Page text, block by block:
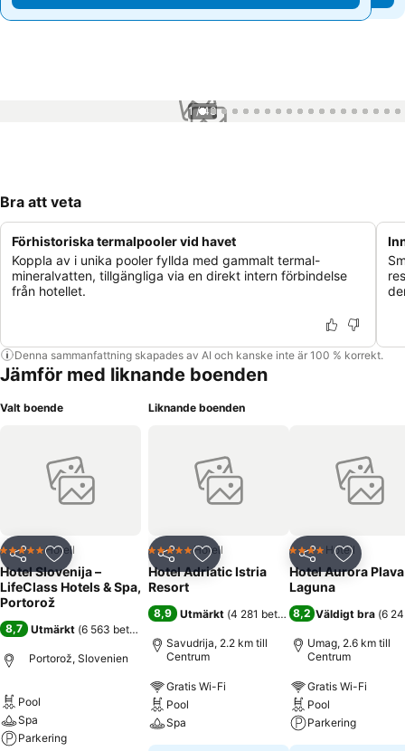
1 / 43
Bra att veta
Förhistoriska termalpooler vid havet
Koppla av i unika pooler fyllda med gammalt termal-
mineralvatten, tillgängliga via en direkt intern förbindelse
från hotellet.
Denna sammanfattning skapades av AI och kanske inte är 100 % korrekt.
Jämför med liknande boenden
Valt boende
Dela Lägg till i Mina Favoriter
5 StjärnorHotell
Hotel Slovenija –
LifeClass Hotels & Spa,
Portorož
8,7 Utmärkt (6 563 betyg
Portorož, Slovenien
Pool
Spa
Parkering
Liknande boenden
Dela Lägg till i Mina Favoriter
5 StjärnorHotell
Hotel Adriatic Istria
Resort
8,9 Utmärkt (4 281 betyg)
Savudrija, 2.2 km till
Centrum
Gratis Wi-Fi
Pool
Spa
Dela Lägg till
4 StjärnorHotell
Hotel Aurora Plava
Laguna
8,2 Väldigt bra (6
Umag, 2.6 km till
Centrum
Gratis Wi-Fi
Pool
Parkering